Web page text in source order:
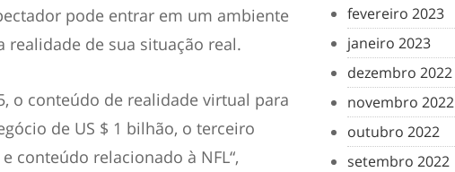
pode entrar em um ambiente
de sua situação real.
o conteúdo de realidade virtual para
de US $ 1 bilhão, o terceiro
conteúdo relacionado à NFL“,
fevereiro 2023
janeiro 2023
dezembro 2022
novembro 2022
outubro 2022
setembro 2022